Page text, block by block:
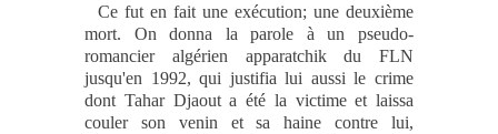
Ce fut en fait une exécution; une deuxième
mort. On donna la parole à un pseudo-
romancier algérien apparatchik du FLN
jusqu'en 1992, qui justifia lui aussi le crime
dont Tahar Djaout a été la victime et laissa
couler son venin et sa haine contre lui,